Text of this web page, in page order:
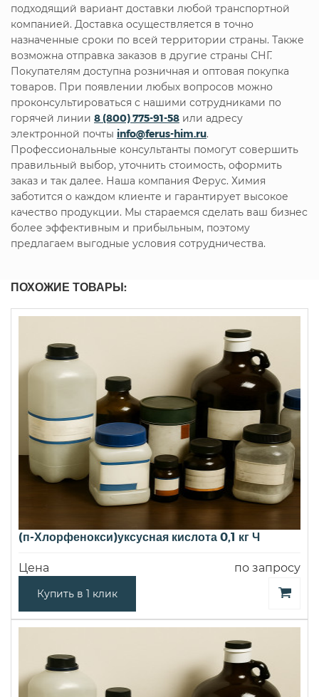
подходящий вариант доставки любой транспортной
компанией. Доставка осуществляется в точно
назначенные сроки по всей территории страны. Также
возможна отправка заказов в другие страны СНГ.
Покупателям доступна розничная и оптовая покупка
товаров. При появлении любых вопросов можно
проконсультироваться с нашими сотрудниками по
горячей линии 8 (800) 775-91-58 или адресу
электронной почты info@ferus-him.ru.
Профессиональные консультанты помогут совершить
правильный выбор, уточнить стоимость, оформить
заказ и так далее. Наша компания Ферус. Химия
заботится о каждом клиенте и гарантирует высокое
качество продукции. Мы стараемся сделать ваш бизнес
более эффективным и прибыльным, поэтому
предлагаем выгодные условия сотрудничества.
ПОХОЖИЕ ТОВАРЫ:
(п-Хлорфенокси)уксусная кислота 0,1 кг Ч
Цена по запросу
Купить в 1 клик